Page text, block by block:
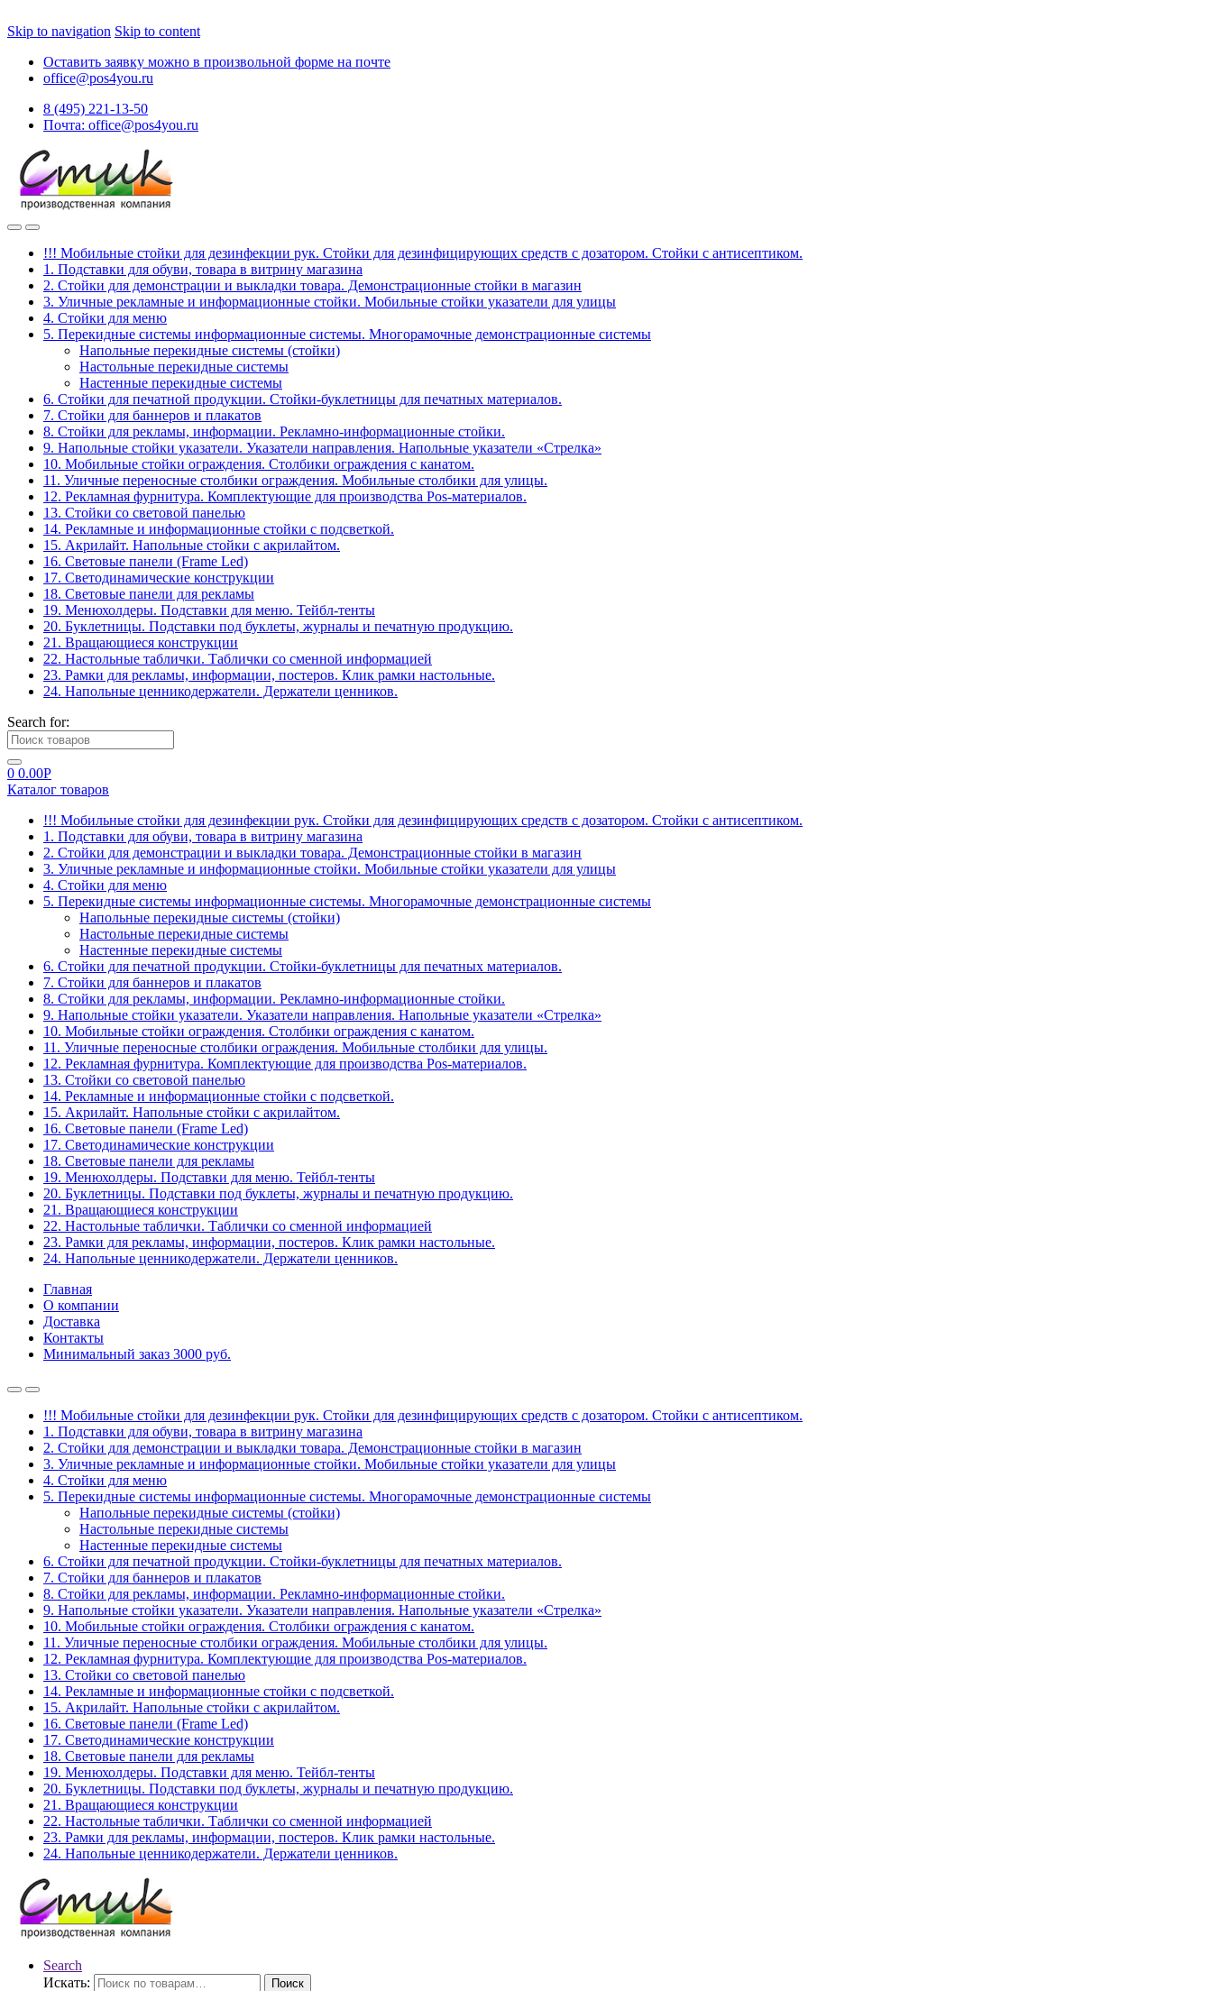
Skip to navigation Skip to content
Оставить заявку можно в произвольной форме на почте
office@pos4you.ru
8 (495) 221-13-50
Почта: office@pos4you.ru
!!! Мобильные стойки для дезинфекции рук. Стойки для дезинфицирующих средств с дозатором. Стойки с антисептиком.
1. Подставки для обуви, товара в витрину магазина
2. Стойки для демонстрации и выкладки товара. Демонстрационные стойки в магазин
3. Уличные рекламные и информационные стойки. Мобильные стойки указатели для улицы
4. Стойки для меню
5. Перекидные системы информационные системы. Многорамочные демонстрационные системы
Напольные перекидные системы (стойки)
Настольные перекидные системы
Настенные перекидные системы
6. Стойки для печатной продукции. Стойки-буклетницы для печатных материалов.
7. Стойки для баннеров и плакатов
8. Стойки для рекламы, информации. Рекламно-информационные стойки.
9. Напольные стойки указатели. Указатели направления. Напольные указатели «Стрелка»
10. Мобильные стойки ограждения. Столбики ограждения с канатом.
11. Уличные переносные столбики ограждения. Мобильные столбики для улицы.
12. Рекламная фурнитура. Комплектующие для производства Pos-материалов.
13. Стойки со световой панелью
14. Рекламные и информационные стойки с подсветкой.
15. Акрилайт. Напольные стойки с акрилайтом.
16. Световые панели (Frame Led)
17. Светодинамические конструкции
18. Световые панели для рекламы
19. Менюхолдеры. Подставки для меню. Тейбл-тенты
20. Буклетницы. Подставки под буклеты, журналы и печатную продукцию.
21. Вращающиеся конструкции
22. Настольные таблички. Таблички со сменной информацией
23. Рамки для рекламы, информации, постеров. Клик рамки настольные.
24. Напольные ценникодержатели. Держатели ценников.
Search for:
0 0.00Р
Каталог товаров
!!! Мобильные стойки для дезинфекции рук. Стойки для дезинфицирующих средств с дозатором. Стойки с антисептиком.
1. Подставки для обуви, товара в витрину магазина
2. Стойки для демонстрации и выкладки товара. Демонстрационные стойки в магазин
3. Уличные рекламные и информационные стойки. Мобильные стойки указатели для улицы
4. Стойки для меню
5. Перекидные системы информационные системы. Многорамочные демонстрационные системы
Напольные перекидные системы (стойки)
Настольные перекидные системы
Настенные перекидные системы
6. Стойки для печатной продукции. Стойки-буклетницы для печатных материалов.
7. Стойки для баннеров и плакатов
8. Стойки для рекламы, информации. Рекламно-информационные стойки.
9. Напольные стойки указатели. Указатели направления. Напольные указатели «Стрелка»
10. Мобильные стойки ограждения. Столбики ограждения с канатом.
11. Уличные переносные столбики ограждения. Мобильные столбики для улицы.
12. Рекламная фурнитура. Комплектующие для производства Pos-материалов.
13. Стойки со световой панелью
14. Рекламные и информационные стойки с подсветкой.
15. Акрилайт. Напольные стойки с акрилайтом.
16. Световые панели (Frame Led)
17. Светодинамические конструкции
18. Световые панели для рекламы
19. Менюхолдеры. Подставки для меню. Тейбл-тенты
20. Буклетницы. Подставки под буклеты, журналы и печатную продукцию.
21. Вращающиеся конструкции
22. Настольные таблички. Таблички со сменной информацией
23. Рамки для рекламы, информации, постеров. Клик рамки настольные.
24. Напольные ценникодержатели. Держатели ценников.
Главная
О компании
Доставка
Контакты
Минимальный заказ 3000 руб.
!!! Мобильные стойки для дезинфекции рук. Стойки для дезинфицирующих средств с дозатором. Стойки с антисептиком.
1. Подставки для обуви, товара в витрину магазина
2. Стойки для демонстрации и выкладки товара. Демонстрационные стойки в магазин
3. Уличные рекламные и информационные стойки. Мобильные стойки указатели для улицы
4. Стойки для меню
5. Перекидные системы информационные системы. Многорамочные демонстрационные системы
Напольные перекидные системы (стойки)
Настольные перекидные системы
Настенные перекидные системы
6. Стойки для печатной продукции. Стойки-буклетницы для печатных материалов.
7. Стойки для баннеров и плакатов
8. Стойки для рекламы, информации. Рекламно-информационные стойки.
9. Напольные стойки указатели. Указатели направления. Напольные указатели «Стрелка»
10. Мобильные стойки ограждения. Столбики ограждения с канатом.
11. Уличные переносные столбики ограждения. Мобильные столбики для улицы.
12. Рекламная фурнитура. Комплектующие для производства Pos-материалов.
13. Стойки со световой панелью
14. Рекламные и информационные стойки с подсветкой.
15. Акрилайт. Напольные стойки с акрилайтом.
16. Световые панели (Frame Led)
17. Светодинамические конструкции
18. Световые панели для рекламы
19. Менюхолдеры. Подставки для меню. Тейбл-тенты
20. Буклетницы. Подставки под буклеты, журналы и печатную продукцию.
21. Вращающиеся конструкции
22. Настольные таблички. Таблички со сменной информацией
23. Рамки для рекламы, информации, постеров. Клик рамки настольные.
24. Напольные ценникодержатели. Держатели ценников.
Search
Искать:
Поиск